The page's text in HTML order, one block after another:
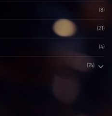
(8)
(21)
(4)
(74)